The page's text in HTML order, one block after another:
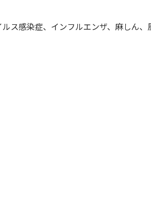
ス感染症、インフルエンザ、麻しん